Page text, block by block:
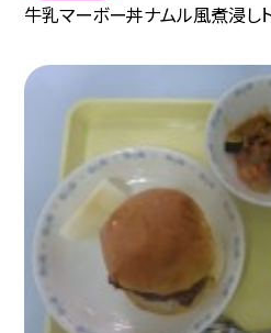
牛乳マーボー丼ナムル風煮浸し